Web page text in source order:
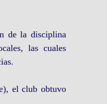
de la disciplina
las cuales
el club obtuvo